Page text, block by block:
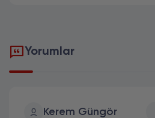
Yorumlar
Kerem Güngör